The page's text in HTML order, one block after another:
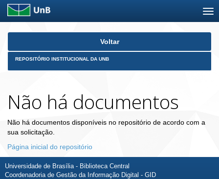
Skip
Voltar
REPOSITÓRIO INSTITUCIONAL DA UNB
Não há documentos
Não há documentos disponíveis no repositório de acordo com a
sua solicitação.
Página inicial do repositório
Universidade de Brasília - Biblioteca Central
Coordenadoria de Gestão da Informação Digital - GID